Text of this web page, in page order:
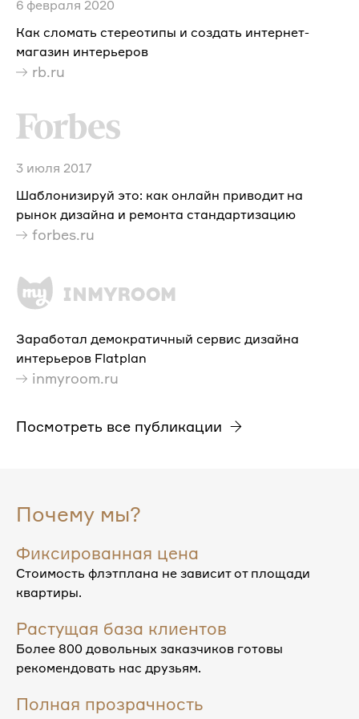
6 февраля 2020
Как сломать стереотипы и создать интернет-
магазин интерьеров
rb.ru
3 июля 2017
Шаблонизируй это: как онлайн приводит на
рынок дизайна и ремонта стандартизацию
forbes.ru
Заработал демократичный сервис дизайна
интерьеров Flatplan
inmyroom.ru
Посмотреть все публикации
Почему мы?
Фиксированная цена
Стоимость флэтплана не зависит от площади
квартиры.
Растущая база клиентов
Более 800 довольных заказчиков готовы
рекомендовать нас друзьям.
Полная прозрачность